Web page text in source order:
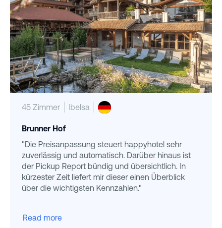
45 Zimmer Ibelsa
Brunner Hof
"Die Preisanpassung steuert happyhotel sehr
zuverlässig und automatisch. Darüber hinaus ist
der Pickup Report bündig und übersichtlich. In
kürzester Zeit liefert mir dieser einen Überblick
über die wichtigsten Kennzahlen."
Read more